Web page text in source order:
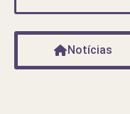
Notícias